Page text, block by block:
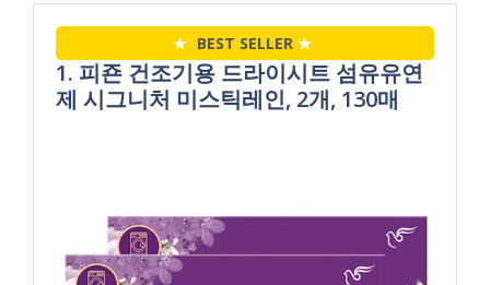
★ BEST SELLER ★
1. 피죤 건조기용 드라이시트 섬유유연
제 시그니처 미스틱레인, 2개, 130매